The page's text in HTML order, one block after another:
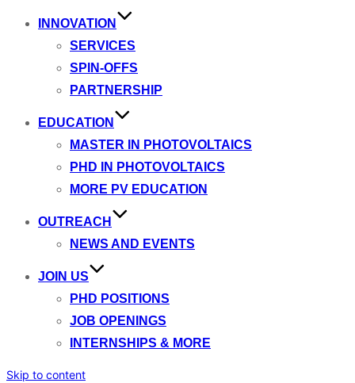
INNOVATION
SERVICES
SPIN-OFFS
PARTNERSHIP
EDUCATION
MASTER IN PHOTOVOLTAICS
PHD IN PHOTOVOLTAICS
MORE PV EDUCATION
OUTREACH
NEWS AND EVENTS
JOIN US
PHD POSITIONS
JOB OPENINGS
INTERNSHIPS & MORE
Skip to content